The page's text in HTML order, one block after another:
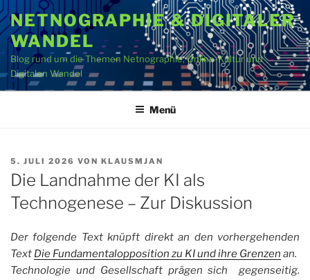
Zum
Inhalt
springen
NETNOGRAPHIE & DIGITALER
WANDEL
Blog rund um die Themen Netnographie, Online-Kultur und
Digitalen Wandel
Menü
VERÖFFENTLICHT
AM
5. JULI 2026 VON KLAUSMJAN
Die Landnahme der KI als
Technogenese – Zur Diskussion
Der folgende Text knüpft direkt an den vorhergehenden
Text Die Fundamentalopposition zu KI und ihre Grenzen an.
Technologie und Gesellschaft prägen sich gegenseitig.